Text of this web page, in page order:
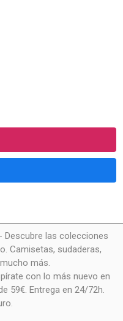
- Descubre las colecciones
Camisetas, sudaderas,
más.
con lo más nuevo en
59€. Entrega en 24/72h.